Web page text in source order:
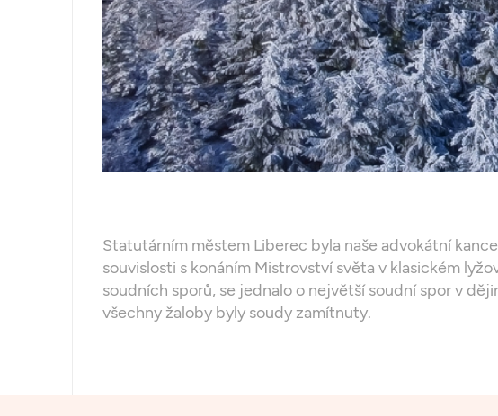
Statutárním městem Liberec byla naše advokátní
souvislosti s konáním Mistrovství světa v klasickém
soudních sporů, se jednalo o největší soudní spor v
všechny žaloby byly soudy zamítnuty.